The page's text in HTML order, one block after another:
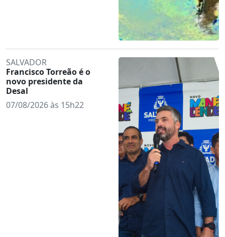
SALVADOR
Francisco Torreão é o
novo presidente da
Desal
07/08/2026 às 15h22